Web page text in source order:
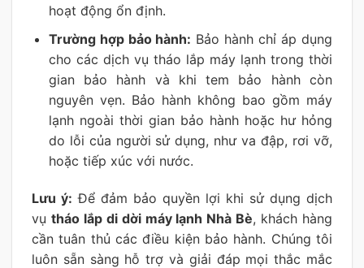
hoạt động ổn định.
Trường hợp bảo hành: Bảo hành chỉ áp dụng
cho các dịch vụ tháo lắp máy lạnh trong thời
gian bảo hành và khi tem bảo hành còn
nguyên vẹn. Bảo hành không bao gồm máy
lạnh ngoài thời gian bảo hành hoặc hư hỏng
do lỗi của người sử dụng, như va đập, rơi vỡ,
hoặc tiếp xúc với nước.
Lưu ý: Để đảm bảo quyền lợi khi sử dụng dịch
vụ tháo lắp di dời máy lạnh Nhà Bè, khách hàng
cần tuân thủ các điều kiện bảo hành. Chúng tôi
luôn sẵn sàng hỗ trợ và giải đáp mọi thắc mắc